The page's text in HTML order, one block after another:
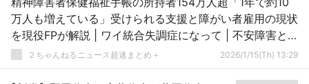
万人も増えている」受けられる支援と障がい者雇用の現状
を現役FPが解説 | ワイ統合失調症になって | 不安障害と
鬱で去年から二級
２ちゃんねるニュース超速まとめ＋ 2026/1/15(Th) 13:29